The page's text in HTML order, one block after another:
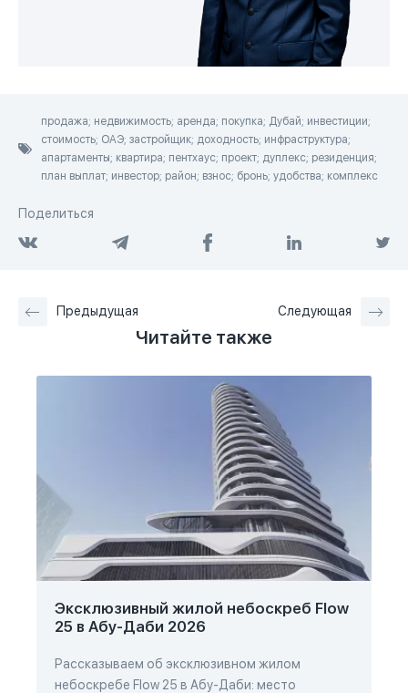
продажа; недвижимость; аренда; покупка; Дубай; инвестиции;
стоимость; ОАЭ; застройщик; доходность; инфраструктура;
апартаменты; квартира; пентхаус; проект; дуплекс; резиденция;
план выплат; инвестор; район; взнос; бронь; удобства; комплекс
Поделиться
Предыдущая Следующая
Читайте также
Эксклюзивный жилой небоскреб Flow
25 в Абу-Даби 2026
Рассказываем об эксклюзивном жилом
небоскребе Flow 25 в Абу-Даби: место